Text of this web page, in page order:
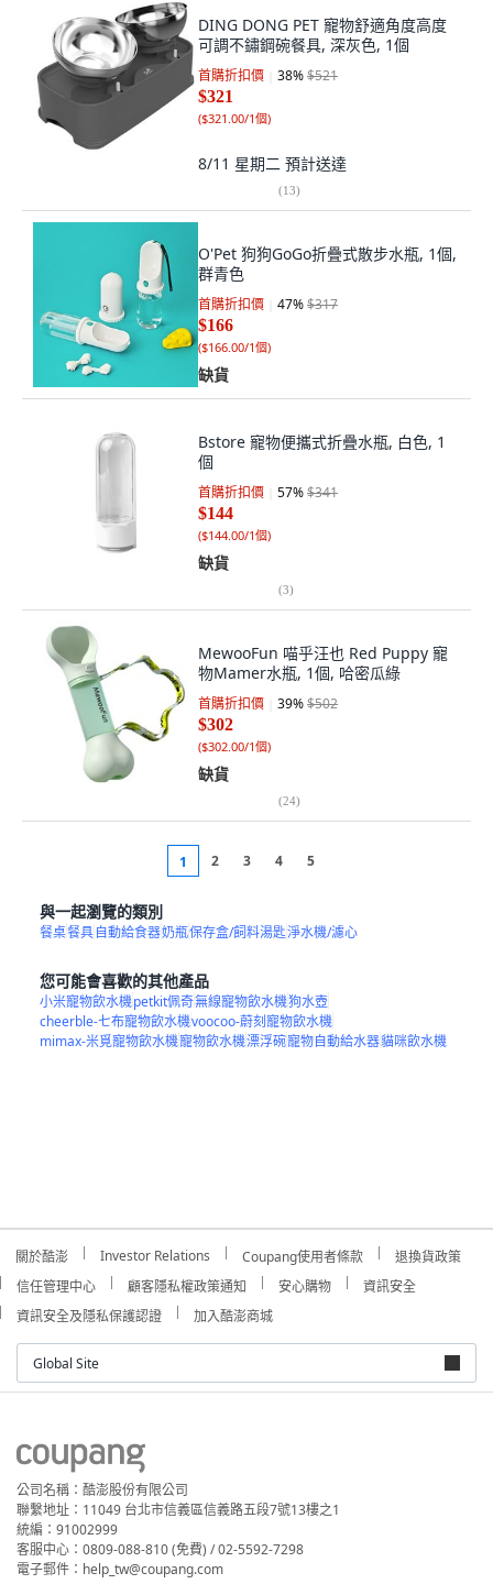
DING DONG PET 寵物舒適角度高度
可調不鏽鋼碗餐具, 深灰色, 1個
首購折扣價 38%$521
$321
($321.00/1個)
8/11 星期二 預計送達
(13)
O'Pet 狗狗GoGo折疊式散步水瓶, 1個,
群青色
首購折扣價 47%$317
$166
($166.00/1個)
缺貨
Bstore 寵物便攜式折疊水瓶, 白色, 1
個
首購折扣價 57%$341
$144
($144.00/1個)
缺貨
(3)
MewooFun 喵乎汪也 Red Puppy 寵
物Mamer水瓶, 1個, 哈密瓜綠
首購折扣價 39%$502
$302
($302.00/1個)
缺貨
(24)
1 2 3 4 5
與一起瀏覽的類別
餐桌餐具自動給食器奶瓶保存盒/飼料湯匙淨水機/濾心
您可能會喜歡的其他產品
小米寵物飲水機petkit佩奇無線寵物飲水機狗水壺
cheerble-七布寵物飲水機voocoo-蔚刻寵物飲水機
mimax-米覓寵物飲水機寵物飲水機漂浮碗寵物自動給水器貓咪飲水機
關於酷澎 Investor Relations Coupang使用者條款
退換貨政策
信任管理中心
顧客隱私權政策通知 安心購物
資訊安全
資訊安全及隱私保護認證
加入酷澎商城
Global Site
公司名稱：酷澎股份有限公司
聯繫地址：11049 台北市信義區信義路五段7號13樓之1
統編：91002999
客服中心：0809-088-810 (免費) / 02-5592-7298
電子郵件：help_tw@coupang.com